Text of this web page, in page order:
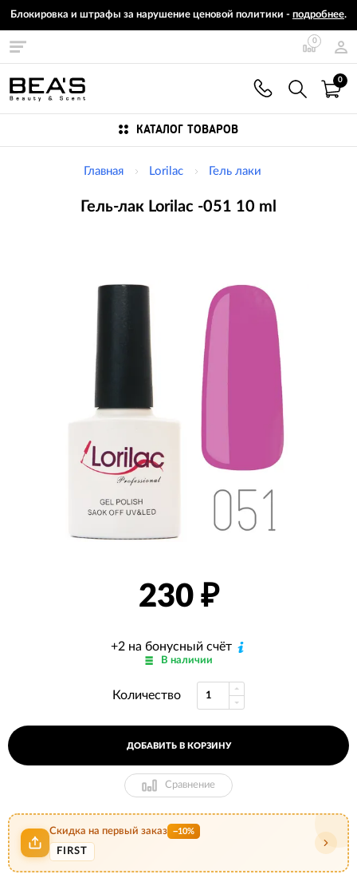
Блокировка и штрафы за нарушение ценовой политики - подробнее.
0
0
КАТАЛОГ ТОВАРОВ
Главная Lorilac Гель лаки
Гель-лак Lorilac -051 10 ml
230 ₽
+2 на бонусный счёт
В наличии
Количество
ДОБАВИТЬ В КОРЗИНУ
Сравнение
Скидка на первый заказ −10%
FIRST